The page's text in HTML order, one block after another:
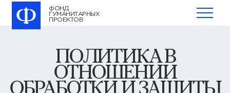
ФОНД
ГУМАНИТАРНЫХ
ПРОЕКТОВ
ПОЛИТИКА В
ОТНОШЕНИИ
ОБРАБОТКИ И ЗАЩИТЫ